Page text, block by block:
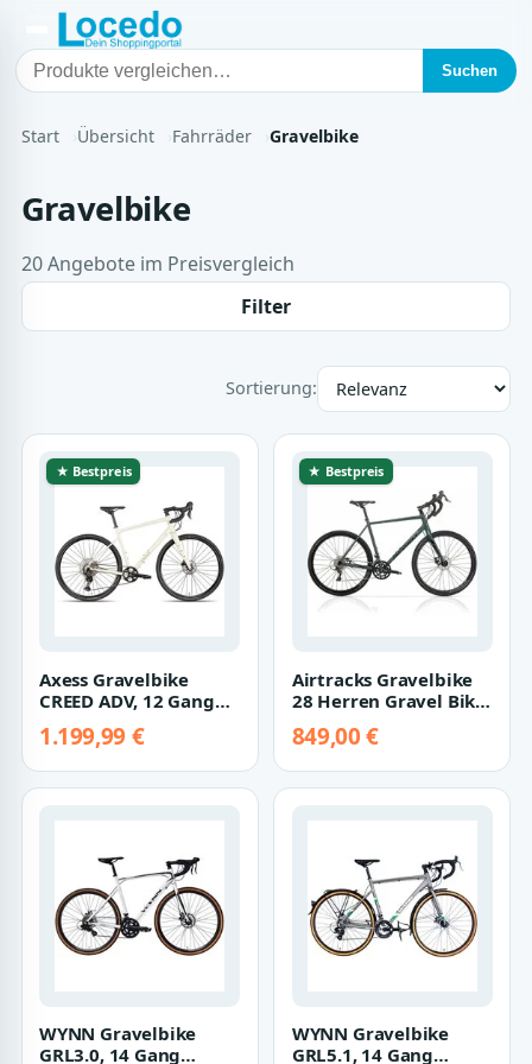
Suchen
Start Übersicht Fahrräder Gravelbike
Gravelbike
20 Angebote im Preisvergleich
Filter
Sortierung:
★ Bestpreis
Axess Gravelbike
CREED ADV, 12 Gang
RX822, 12-Speed, Sh…
1.199,99 €
★ Bestpreis
Airtracks Gravelbike
28 Herren Gravel Bike
Fahrrad 2x…
849,00 €
WYNN Gravelbike
GRL3.0, 14 Gang
WYNN Gravelbike
GRL5.1, 14 Gang